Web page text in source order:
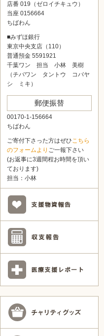
店番 019（ゼロイチキュウ）
当座 0156664
ちばわん
■みずほ銀行
東京中央支店（110）
普通預金 5591921
千葉ワン 担当 小林 美樹
（チバワン タントウ コバヤ
シ ミキ）
郵便振替
00170-1-156664
ちばわん
ご寄付下さった方はぜひこちら
のフォームより ご一報下さい
(お返事に3週間程お時間を頂い
ております)
担当：小林